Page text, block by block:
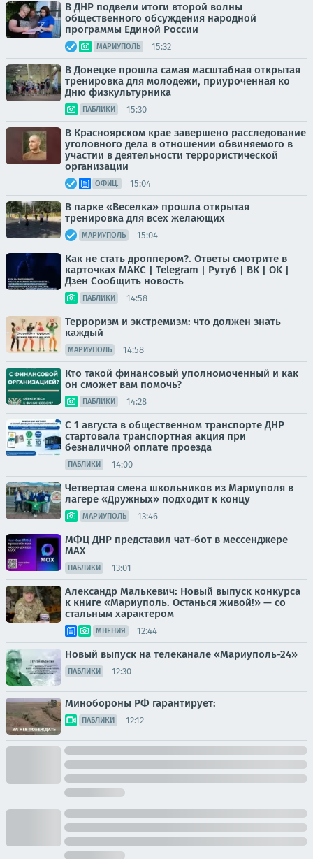
В ДНР подвели итоги второй волны
общественного обсуждения народной
программы Единой России
МАРИУПОЛЬ 15:32
В Донецке прошла самая масштабная открытая
тренировка для молодежи, приуроченная ко
Дню физкультурника
ПАБЛИКИ 15:30
В Красноярском крае завершено расследование
уголовного дела в отношении обвиняемого в
участии в деятельности террористической
организации
ОФИЦ. 15:04
В парке «Веселка» прошла открытая
тренировка для всех желающих
МАРИУПОЛЬ 15:04
Как не стать дроппером?. Ответы смотрите в
карточках МАКС | Telegram | Рутуб | ВК | OK |
Дзен Сообщить новость
ПАБЛИКИ 14:58
Терроризм и экстремизм: что должен знать
каждый
МАРИУПОЛЬ 14:58
Кто такой финансовый уполномоченный и как
он сможет вам помочь?
ПАБЛИКИ 14:28
С 1 августа в общественном транспорте ДНР
стартовала транспортная акция при
безналичной оплате проезда
ПАБЛИКИ 14:00
Четвертая смена школьников из Мариуполя в
лагере «Дружных» подходит к концу
МАРИУПОЛЬ 13:46
МФЦ ДНР представил чат-бот в мессенджере
MAX
ПАБЛИКИ 13:01
Александр Малькевич: Новый выпуск конкурса
к книге «Мариуполь. Останься живой!» — со
стальным характером
МНЕНИЯ 12:44
Новый выпуск на телеканале «Мариуполь-24»
ПАБЛИКИ 12:30
Минобороны РФ гарантирует:
ПАБЛИКИ 12:12